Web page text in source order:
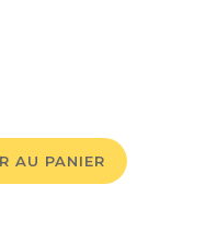
AU PANIER